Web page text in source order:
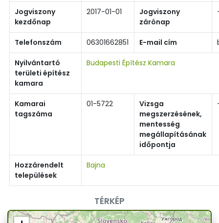
Jogviszony
kezdőnap
2017-01-01
Jogviszony
zárónap
Telefonszám 06301662851 E-mail cím
Nyilvántartó
területi építész
kamara
Budapesti Építész Kamara
Kamarai
tagszáma
01-5722
Vizsga
megszerzésének,
mentesség
megállapításának
időpontja
Hozzárendelt
települések
Bajna
TÉRKÉP